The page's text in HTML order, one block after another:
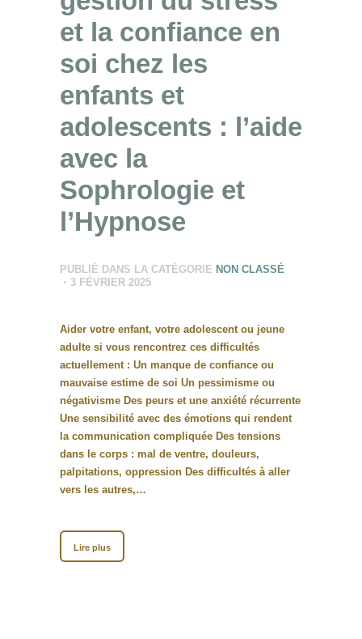
et la confiance en
soi chez les
enfants et
adolescents : l’aide
avec la
Sophrologie et
l’Hypnose
PUBLIÉ DANS LA CATÉGORIE NON CLASSÉ
3 FÉVRIER 2025
Aider votre enfant, votre adolescent ou jeune
adulte si vous rencontrez ces difficultés
actuellement : Un manque de confiance ou
mauvaise estime de soi Un pessimisme ou
négativisme Des peurs et une anxiété récurrente
Une sensibilité avec des émotions qui rendent
la communication compliquée Des tensions
dans le corps : mal de ventre, douleurs,
palpitations, oppression Des difficultés à aller
vers les autres,…
Lire plus